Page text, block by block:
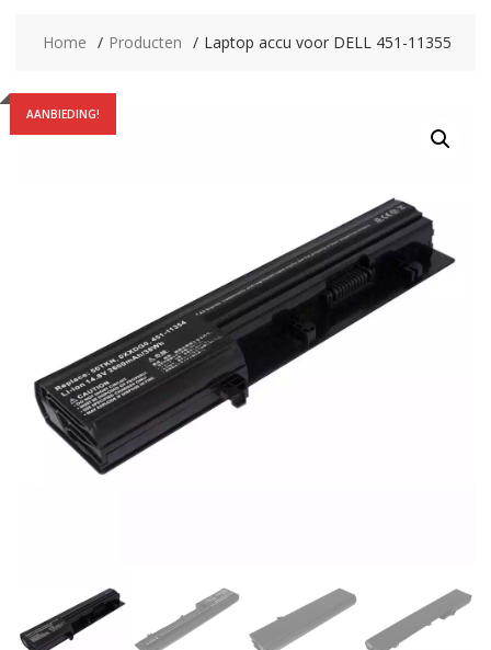
Home Producten Laptop accu voor DELL 451-11355
AANBIEDING!